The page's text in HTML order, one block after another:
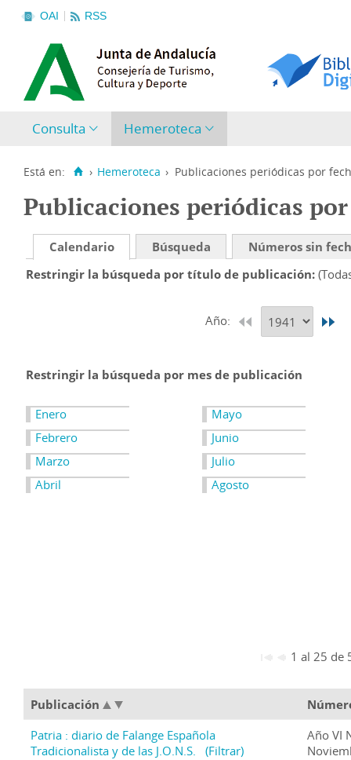
OAI RSS
Consulta Hemeroteca
Está en: › Hemeroteca › Publicaciones periódicas por
Publicaciones periódicas
Calendario Búsqueda
Números sin
Restringir la búsqueda por título de publicación
Año:
Restringir la búsqueda por mes de publicación
Enero
Febrero
Marzo
Abril
Mayo
Junio
Julio
Agosto
1 al 25 de
Publicación
Patria : diario de Falange Española
Tradicionalista y de las J.O.N.S.
(Filtrar)
Año VI